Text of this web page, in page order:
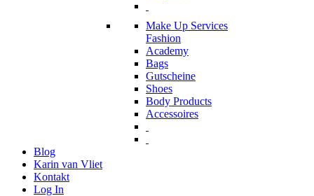
Make Up Services
Fashion
Academy
Bags
Gutscheine
Shoes
Body Products
Accessoires
Blog
Karin van Vliet
Kontakt
Log In